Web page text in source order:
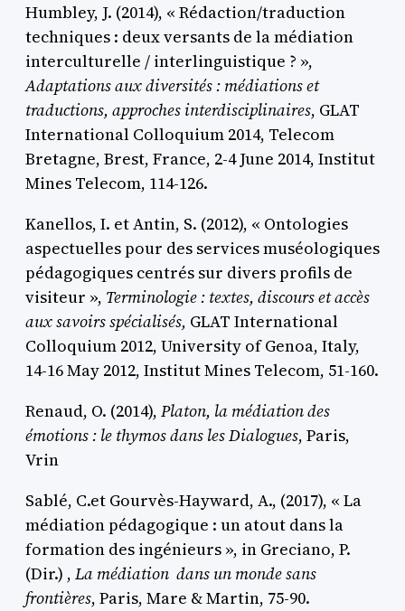
Humbley, J. (2014), « Rédaction/traduction
techniques : deux versants de la médiation
interculturelle / interlinguistique ? »,
Adaptations aux diversités : médiations et
traductions, approches interdisciplinaires, GLAT
International Colloquium 2014, Telecom
Bretagne, Brest, France, 2-4 June 2014, Institut
Mines Telecom, 114-126.
Kanellos, I. et Antin, S. (2012), « Ontologies
aspectuelles pour des services muséologiques
pédagogiques centrés sur divers profils de
visiteur », Terminologie : textes, discours et accès
aux savoirs spécialisés, GLAT International
Colloquium 2012, University of Genoa, Italy,
14-16 May 2012, Institut Mines Telecom, 51-160.
Renaud, O. (2014), Platon, la médiation des
émotions : le thymos dans les Dialogues, Paris,
Vrin
Sablé, C.et Gourvès-Hayward, A., (2017), « La
médiation pédagogique : un atout dans la
formation des ingénieurs », in Greciano, P.
(Dir.) , La médiation dans un monde sans
frontières, Paris, Mare & Martin, 75-90.